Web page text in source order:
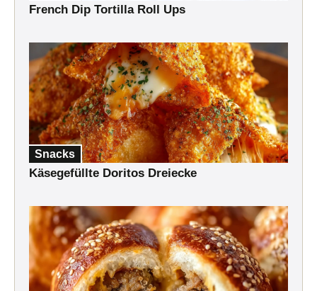
French Dip Tortilla Roll Ups
Snacks
Käsegefüllte Doritos Dreiecke